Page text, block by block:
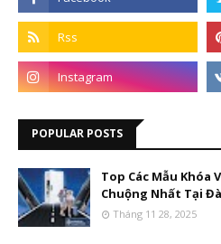
POPULAR POSTS
Top Các Mẫu Khóa
Chuộng Nhất Tại
Tháng 11 28, 2025